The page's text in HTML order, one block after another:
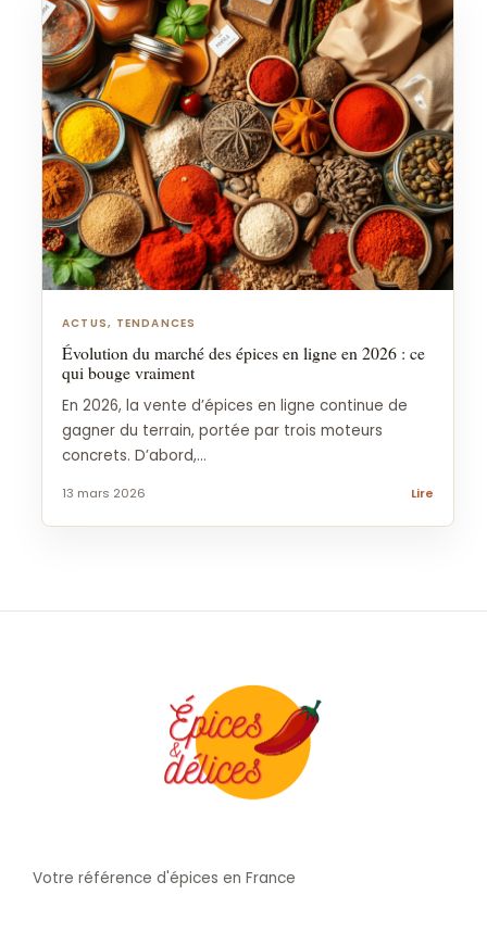
ACTUS, TENDANCES
Évolution du marché des épices en ligne en 2026 : ce
qui bouge vraiment
En 2026, la vente d’épices en ligne continue de
gagner du terrain, portée par trois moteurs
concrets. D’abord,...
13 mars 2026 Lire
Votre référence d'épices en France